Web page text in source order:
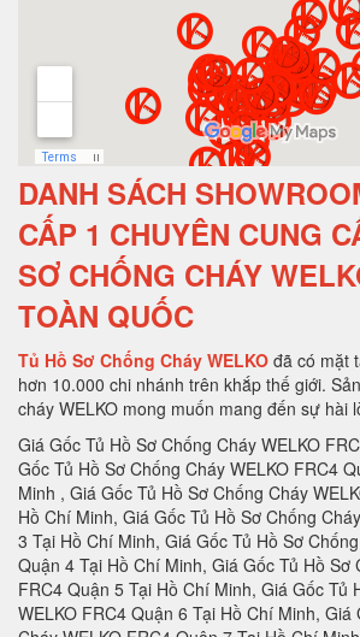
DANH SÁCH
CẤP 1 CHUYÊN CUNG
SƠ CHỐNG CHÁY
TOÀN QUỐC
Tủ Hồ Sơ Chống Cháy WELKO đã có mặt
hơn 10.000 chi nhánh trên khắp thế giới.
cháy WELKO mong muốn mang đến sự hài
Giá Gốc Tủ Hồ Sơ Chống Cháy WELKO FRC4 Hồ Chí Minh, Giá Gốc Tủ Hồ Sơ Chống Cháy WELKO FRC4 Quận 1 Tại Hồ Chí Minh , Giá Gốc Tủ Hồ Sơ Chống Cháy WELKO FRC4 Quận 2 Tại Hồ Chí Minh, Giá Gốc Tủ Hồ Sơ Chống Cháy WELKO FRC4 Quận 3 Tại Hồ Chí Minh, Giá Gốc Tủ Hồ Sơ Chống Cháy WELKO FRC4 Quận 4 Tại Hồ Chí Minh, Giá Gốc Tủ Hồ Sơ Chống Cháy WELKO FRC4 Quận 5 Tại Hồ Chí Minh, Giá Gốc Tủ Hồ Sơ Chống Cháy WELKO FRC4 Quận 6 Tại Hồ Chí Minh, Giá Gốc Tủ Hồ Sơ Chống Cháy WELKO FRC4 Quận 7 Tại Hồ Chí Minh, Giá Gốc Tủ Hồ Sơ Chống Cháy WELKO FRC4 Quận 9 Tại Hồ Chí Minh, Giá Gốc Tủ Hồ Sơ Chống Cháy WELKO FRC4 Quận 10 Tại Hồ Chí Minh, Giá Gốc Tủ Hồ Sơ Chống Cháy WELKO FRC4 Quận 11 Tại Hồ Chí Minh, Giá Gốc Tủ Hồ Sơ Chống Cháy WELKO FRC4 Quận 12 Tại Hồ Chí Minh, Giá Gốc Tủ Hồ Sơ Chống Cháy WELKO FRC4 Quận Thủ Đức Tại Hồ Chí Minh, Giá Gốc Tủ Hồ Sơ Chống Cháy WELKO FRC4 Quận Bình Thạnh Tại Hồ Chí Minh, Giá Gốc Tủ Hồ Sơ Chống Cháy WELKO FRC4 Quận Gò Vấp Tại Hồ Chí Minh, Giá Gốc Tủ Hồ Sơ Chống Cháy WELKO FRC4 Quận Phú Nhuận Tại Hồ Chí Minh, Giá Gốc Tủ Hồ Sơ Chống Cháy WELKO FRC4 Quận Tân Phú Tại Hồ Chí Minh, Giá Gốc Tủ Hồ Sơ Chống Cháy WELKO FRC4 Quận Bình Tân Tại Hồ Chí Minh, Giá Gốc Tủ Hồ Sơ Chống Cháy WELKO FRC4 Quận Tân Bình Tại Hồ Chí Minh, Giá Gốc Tủ Hồ Sơ Chống Cháy WELKO FRC4 Hà Nội, Giá Gốc Tủ Hồ Sơ Chống Cháy WELKO FRC4 Quận Ba Đình Hà Nội, Giá Gốc Tủ Hồ Sơ Chống Cháy WELKO FRC4 Quận Hoàn Kiếm Hà Nội, Giá Gốc Tủ Hồ Sơ Chống Cháy WELKO FRC4 Quận Hai Bà Trưng Hà Nội, Giá Gốc Tủ Hồ Sơ Chống Cháy WELKO FRC4 Quận Đống Đa Hà Nội, Giá Gốc Tủ Hồ Sơ Chống Cháy WELKO FRC4 Quận Tây Hồ Hà Nội, Giá Gốc Tủ Hồ Sơ Chống Cháy WELKO FRC4 Quận Cầu Giấy Hà Nội, Giá Gốc Tủ Hồ Sơ Chống Cháy WELKO FRC4 Quận Thanh Xuân Hà Nội, Giá Gốc Tủ Hồ Sơ Chống Cháy WELKO FRC4 Quận Hoàng Mai Hà Nội, Giá Gốc Tủ Hồ Sơ Chống Cháy WELKO FRC4 Quận Long Biên Hà Nội, Giá Gốc Tủ Hồ Sơ Chống Cháy WELKO FRC4 Quận Bắc Từ Liêm Hà Nội, Giá Gốc Tủ Hồ Sơ Chống Cháy WELKO FRC4 Huyện Thanh Trì Hà Nội, Giá Gốc Tủ Hồ Sơ Chống Cháy WELKO FRC4 Huyện Gia Lâm Hà Nội, Giá Gốc Tủ Hồ Sơ Chống Cháy WELKO FRC4 Huyện Đông Anh Hà Nội, Giá Gốc Tủ Hồ Sơ Chống Cháy WELKO FRC4 Huyện Sóc Sơn Hà Nội, Giá Gốc Tủ Hồ Sơ Chống Cháy WELKO FRC4 Quận Hà Đông Hà Nội, Giá Gốc Tủ Hồ Sơ Chống Cháy WELKO FRC4 Thị xã Sơn Tây Hà Nội, Giá Gốc Tủ Hồ Sơ Chống Cháy WELKO FRC4 Huyện Ba Vì Hà Nội, Giá Gốc Tủ Hồ Sơ Chống Cháy WELKO FRC4 Huyện Phúc Thọ Hà Nội, Giá Gốc Tủ Hồ Sơ Chống Cháy WELKO FRC4 Huyện Thạch Thất Hà Nội, Giá Gốc Tủ Hồ Sơ Chống Cháy WELKO FRC4 Huyện Quốc Oai Hà Nội, Giá Gốc Tủ Hồ Sơ Chống Cháy WELKO FRC4 Huyện Chương Mỹ Hà Nội, Giá Gốc Tủ Hồ Sơ Chống Cháy WELKO FRC4 Huyện Đan Phượng Hà Nội, Giá Gốc Tủ Hồ Sơ Chống Cháy WELKO FRC4 Huyện Hoài Đức Hà Nội, Giá Gốc Tủ Hồ Sơ Chống Cháy WELKO FRC4 Huyện Thanh Oai Hà Nội, Giá Gốc Tủ Hồ Sơ Chống Cháy WELKO FRC4 Huyện Mỹ Đức Hà Nội, Giá Gốc Tủ Hồ Sơ Chống Cháy WELKO FRC4 Huyện Ứng Hoà Hà Nội, Giá Gốc Tủ Hồ Sơ Chống Cháy WELKO FRC4 Huyện Thường Tín Hà Nội, Giá Gốc Tủ Hồ Sơ Chống Cháy WELKO FRC4 Huyện Phú Xuyên Hà Nội, Giá Gốc Tủ Hồ Sơ Chống Cháy WELKO FRC4 Huyện Mê Linh Hà Nội, Giá Gốc Tủ Hồ Sơ Chống Cháy WELKO FRC4 Quận Nam Từ Liên Hà Nội, Giá Gốc Tủ Hồ Sơ Chống Cháy WELKO FRC4 An Giang, Giá Gốc Tủ Hồ Sơ Chống Cháy WELKO FRC4 Thành phố Long Xuyên Tỉnh An Giang, Giá Gốc Tủ Hồ Sơ Chống Cháy WELKO FRC4 Thành phố Châu Đốc Tỉnh An Giang, Giá Gốc Tủ Hồ Sơ Chống Cháy WELKO FRC4 Huyện An Phú Tỉnh An Giang, Giá Gốc Tủ Hồ Sơ Chống Cháy WELKO FRC4 Thị xã Tân Châu, Giá Gốc Tủ Hồ Sơ Chống Cháy WELKO FRC4 Huyện Phú Tân, Giá Gốc Tủ Hồ Sơ Chống Cháy WELKO FRC4 Huyện Châu Phú, Giá Gốc Tủ Hồ Sơ Chống Cháy WELKO FRC4 Huyện Tịnh Biên, Giá Gốc Tủ Hồ Sơ Chống Cháy WELKO FRC4 Huyện Tri Tôn, Giá Gốc Tủ Hồ Sơ Chống Cháy WELKO FRC4 Huyện Châu Thành Tỉnh An Giang, Giá Gốc Tủ Hồ Sơ Chống Cháy WELKO FRC4 Huyện Chợ Mới Tỉnh An Giang, Giá Gốc Tủ Hồ Sơ Chống Cháy WELKO FRC4 Huyện Thoại Sơn Tỉnh An Giang, Giá Gốc Tủ Hồ Sơ Chống Cháy WELKO FRC4 Vũng Tàu, Giá Gốc Tủ Hồ Sơ Chống Cháy WELKO FRC4 Thành phố Vũng Tàu Tại Bà Rịa - Vũng Tàu, Giá Gốc Tủ Hồ Sơ Chống Cháy WELKO FRC4 Thành phố Bà Rịa Tại Bà Rịa - Vũng Tàu, Giá Gốc Tủ Hồ Sơ Chống Cháy WELKO FRC4 Huyện Châu Đức Tại Bà Rịa - Vũng Tàu, Giá Gốc Tủ Hồ Sơ Chống Cháy WELKO FRC4 Huyện Xuyên Mộc Tại Bà Rịa - Vũng Tàu, Giá Gốc Tủ Hồ Sơ Chống Cháy WELKO FRC4 Huyện Long Điền Tại Bà Rịa - Vũng Tàu, Giá Gốc Tủ Hồ Sơ Chống Cháy WELKO FRC4 Huyện Đất Đỏ Tại Bà Rịa - Vũng Tàu, Giá Gốc Tủ Hồ Sơ Chống Cháy WELKO FRC4 Huyện Tân Thành Tại Bà Rịa - Vũng Tàu, Tỉnh Bà Rịa - Vũng Tàu Tại Bà Rịa - Vũng Tàu, Giá Gốc Tủ Hồ Sơ Chống Cháy WELKO FRC4 Bạc Liêu, Giá Gốc Tủ Hồ Sơ Chống Cháy WELKO FRC4 Thành phố Bạc Liêu Tại Bạc Liêu, Giá Gốc Tủ Hồ Sơ Chống Cháy WELKO FRC4 Huyện Hồng Dân Tại Bạc Liêu, Giá Gốc Tủ Hồ Sơ Chống Cháy WELKO FRC4 Huyện Phước Long Tại Bạc Liêu, Giá Gốc Tủ Hồ Sơ Chống Cháy WELKO FRC4 Huyện Vĩnh Lợi Tại Bạc Liêu, Giá Gốc Tủ Hồ Sơ Chống Cháy WELKO FRC4 Thị xã Giá Rai Tại Bạc Liêu, Giá Gốc Tủ Hồ Sơ Chống Cháy WELKO FRC4 Huyện Đông Hải Tại Bạc Liêu, Giá Gốc Tủ Hồ Sơ Chống Cháy WELKO FRC4 Huyện Hoà Bình Tại Bạc Liêu, Giá Gốc Tủ Hồ Sơ Chống Cháy WELKO FRC4 Bắc Kạn, Giá Gốc Tủ Hồ Sơ Chống Cháy WELKO FRC4 Thành Phố Bắc Kạn, Giá Gốc Tủ Hồ Sơ Chống Cháy WELKO FRC4 Huyện Pác Nặm Tại Bắc Kạn, Giá Gốc Tủ Hồ Sơ Chống Cháy WELKO FRC4 Huyện Ba Bể Tại Bắc Kạn, Giá Gốc Tủ Hồ Sơ Chống Cháy WELKO FRC4 Huyện Ngân Sơn Tại Bắc Kạn, Giá Gốc Tủ Hồ Sơ Chống Cháy WELKO FRC4 Huyện Bạch Thông Tại Bắc Kạn, Giá Gốc Tủ Hồ Sơ Chống Cháy WELKO FRC4 Huyện Chợ Đồn Tại Bắc Kạn, Giá Gốc Tủ Hồ Sơ Chống Cháy WELKO FRC4 Huyện Chợ Mới Tại Bắc Kạn, Huyện Na Rì Tại Bắc Kạn, Giá Gốc Tủ Hồ Sơ Chống Cháy WELKO FRC4 Bắc Giang, Giá Gốc Tủ Hồ Sơ Chống Cháy WELKO FRC4 Thành phố Bắc Giang, Giá Gốc Tủ Hồ Sơ Chống Cháy WELKO FRC4 Huyện Yên Thế Tại Bắc Giang, Giá Gốc Tủ Hồ Sơ Chống Cháy WELKO FRC4 Huyện Tân Yên Tại Bắc Giang, Giá Gốc Tủ Hồ Sơ Chống Cháy WELKO FRC4 Huyện Lạng Giang Tại Bắc Giang, Giá Gốc Tủ Hồ Sơ Chống Cháy WELKO FRC4 Huyện Lục Nam Tại Bắc Giang, Giá Gốc Tủ Hồ Sơ Chống Cháy WELKO FRC4 Huyện Lục Ngạn Tại Bắc Giang, Giá Gốc Tủ Hồ Sơ Chống Cháy WELKO FRC4 Huyện Sơn Động Tại Bắc Giang, Giá Gốc Tủ Hồ Sơ Chống Cháy WELKO FRC4 Huyện Yên Dũng Tại Bắc Giang, Giá Gốc Tủ Hồ Sơ Chống Cháy WELKO FRC4 Huyện Việt Yên Tại Bắc Giang, Giá Gốc Tủ Hồ Sơ Chống Cháy WELKO FRC4 Huyện Hiệp Hòa Tại Bắc Giang, Giá Gốc Tủ Hồ Sơ Chống Cháy WELKO FRC4 Bắc Ninh, Giá Gốc Tủ Hồ Sơ Chống Cháy WELKO FRC4 Thành phố Bắc Ninh, Giá Gốc Tủ Hồ Sơ Chống Cháy WELKO FRC4 Huyện Yên Phong Tại Bắc Ninh, Giá Gốc Tủ Hồ Sơ Chống Cháy WELKO FRC4 Huyện Quế Võ Tại Bắc Ninh, Giá Gốc Tủ Hồ Sơ Chống Cháy WELKO FRC4 Huyện Tiên Du Tại Bắc Ninh, Giá Gốc Tủ Hồ Sơ Chống Cháy WELKO FRC4 Thị xã Từ Sơn Tại Bắc Ninh, Huyện Thuận Thành Tại Bắc Ninh, Giá Gốc Tủ Hồ Sơ Chống Cháy WELKO FRC4 Huyện Gia Bình Tại Bắc Ninh, Giá Gốc Tủ Hồ Sơ Chống Cháy WELKO FRC4